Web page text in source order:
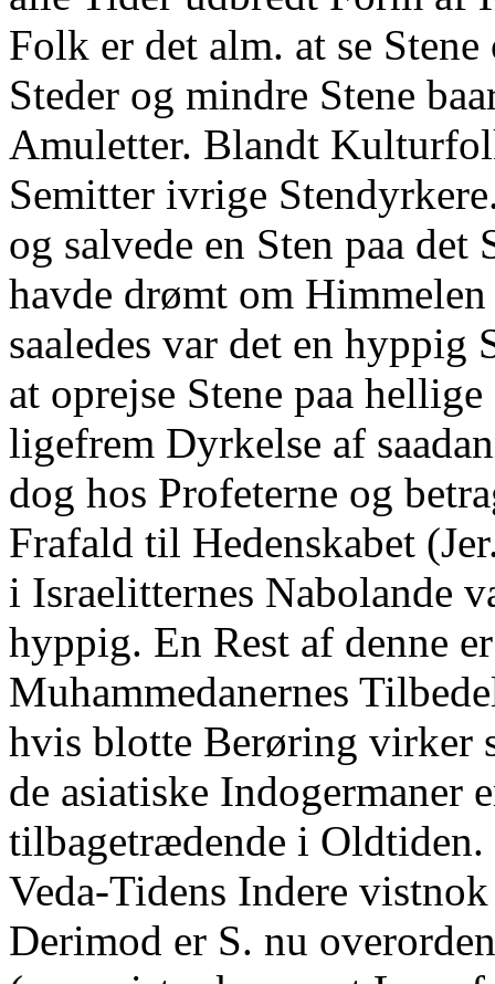
Folk er det alm. at se
Steder og mindre Stene
Amuletter. Blandt
Semitter ivrige
og salvede en Sten paa det
havde drømt om
saaledes var det en hyppig
at oprejse Stene paa
ligefrem Dyrkelse af
dog hos Profeterne og
Frafald til Hedenskabet
i Israelitternes Nabolande
hyppig. En Rest af denne
Muhammedanernes
hvis blotte Berøring virker
de asiatiske Indogermaner
tilbagetrædende i Oldtiden.
Veda-Tidens Indere
Derimod er S. nu